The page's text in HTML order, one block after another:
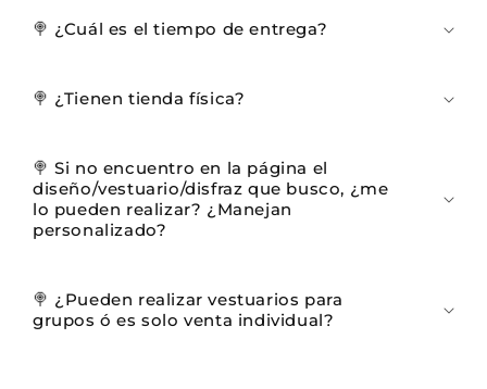
🍭 ¿Cuál es el tiempo de entrega?
🍭 ¿Tienen tienda física?
🍭 Si no encuentro en la página el
diseño/vestuario/disfraz que busco, ¿me
lo pueden realizar? ¿Manejan
personalizado?
🍭 ¿Pueden realizar vestuarios para
grupos ó es solo venta individual?